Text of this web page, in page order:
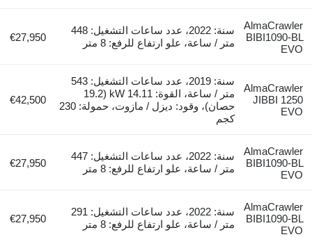
AlmaCrawler
BIBI1090-BL
EVO
سنة: 2022، عدد ساعات التشغيل: 448
متر / ساعة، علو ارتفاع للرفع: 8 متر
€27,950
AlmaCrawler
JIBBI 1250
EVO
سنة: 2019، عدد ساعات التشغيل: 543
متر / ساعة، القوة: 14.11 kW (19.2
حصان)، وقود: ديزل / مازوت، حمولة: 230
كجم
€42,500
AlmaCrawler
BIBI1090-BL
EVO
سنة: 2022، عدد ساعات التشغيل: 447
متر / ساعة، علو ارتفاع للرفع: 8 متر
€27,950
AlmaCrawler
BIBI1090-BL
EVO
سنة: 2022، عدد ساعات التشغيل: 291
متر / ساعة، علو ارتفاع للرفع: 8 متر
€27,950